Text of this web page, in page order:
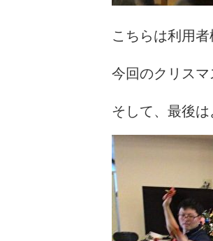
こちらは利用
今回のクリスマ
そして、最後は